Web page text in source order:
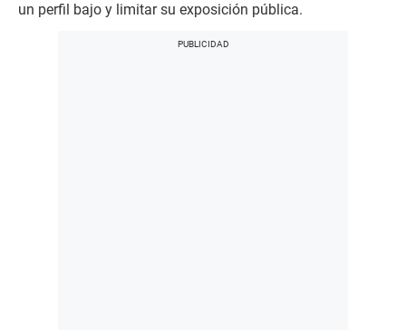
un perfil bajo y limitar su exposición pública.